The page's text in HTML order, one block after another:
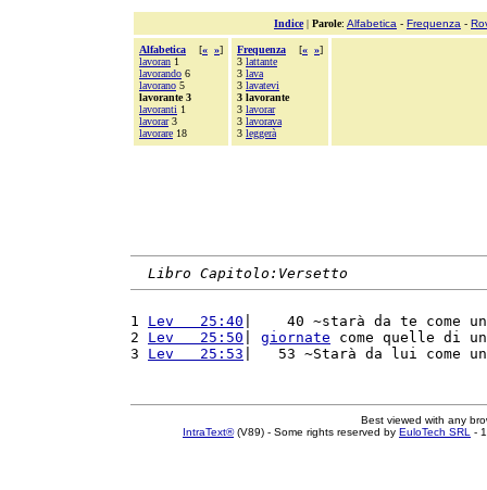
Indice| Parole: Alfabetica - Frequenza -
Alfabetica [« »]
lavoran 1
lavorando 6
lavorano 5
lavorante 3
lavoranti 1
lavorar3
lavorare 18
Frequenza [« »]
3 lattante
3 lava
3 lavatevi
3 lavorante
3 lavorar
3 lavorava
3 leggerà
Libro Capitolo:Versetto
1 Lev   25:40 |    40 ~starà da te come
2 Lev   25:50 giornate come quelle di
3 Lev   25:53 |   53 ~Starà da lui come
Best viewed with any
IntraText®(V89) - Some rights reserved by EuloTech SRL -